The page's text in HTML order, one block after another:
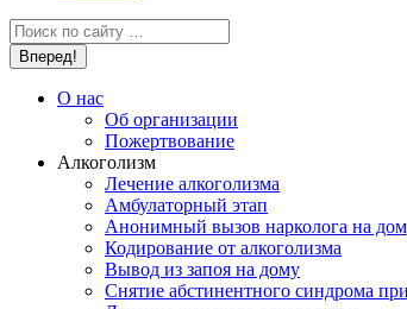
Поиск:
О нас
Об организации
Пожертвование
Алкоголизм
Лечение алкоголизма
Амбулаторный этап
Анонимный вызов нарколога на дом
Кодирование от алкоголизма
Вывод из запоя на дому
Снятие абстинентного синдрома